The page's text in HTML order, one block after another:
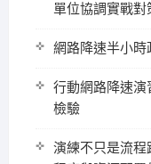
單位協調實戰對
網路降速半小時
行動網路降速
檢驗
演練不只是流程